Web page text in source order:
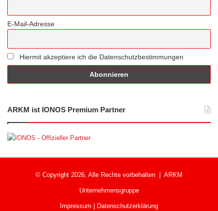
E-Mail-Adresse
Hiermit akzeptiere ich die Datenschutzbestimmungen
ARKM ist IONOS Premium Partner
© Copyright 2026, Alle Rechte vorbehalten | ARKM
Unternehmensgruppe
Impressum Datenschutzerklärung